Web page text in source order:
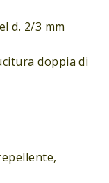
d. 2/3 mm
doppia di